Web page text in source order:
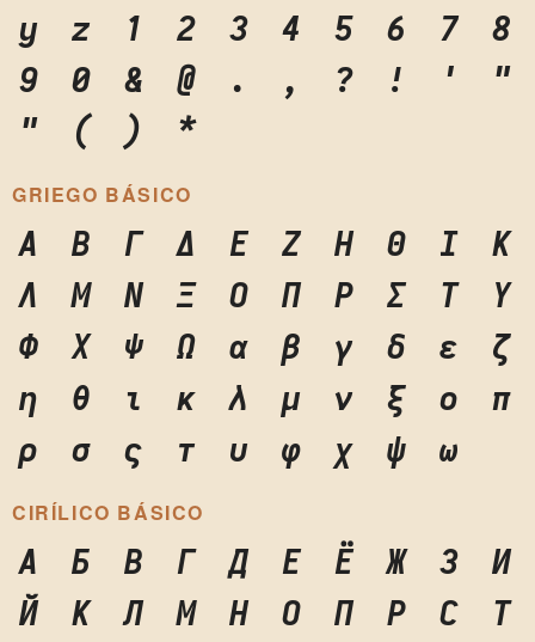
y
z 1 2 3 4 5 6 7
8
9
0 & @ . , ? ! '
"
"
( ) *
GRIEGO BÁSICO
Α Β Γ Δ Ε Ζ Η Θ Ι
Κ
Λ
Μ Ν Ξ Ο Π Ρ Σ Τ
Υ
Φ
Χ Ψ Ω α β γ δ ε
ζ
η
θ ι κ λ μ ν ξ ο
π
ρ
σ ς τ υ φ χ ψ ω
CIRÍLICO BÁSICO
А Б В Г Д Е Ё Ж З
И
Й
К Л М Н О П Р С
Т